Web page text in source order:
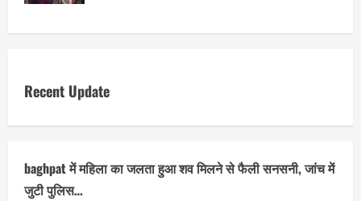
Recent Update
baghpat में महिला का जलता हुआ शव मिलने से फैली सनसनी, जांच में
जुटी पुलिस…